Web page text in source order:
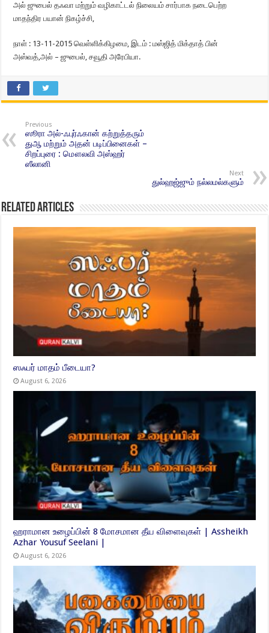
அல் ஜுபைல் தஃவா மற்றும் வழிகாட்டல் நிலையம் சார்பாக நடைபெற்ற
மாதந்திர பயான் நிகழ்ச்சி,
நாள் : 13-11-2015 வெள்ளிக்கிழமை, இடம் : மஸ்ஜித் மிக்தாத் பின்
அஸ்வத்,அல் – ஜுபைல், சவூதி அரேபியா.
Previous
ஸூரா அல்-ஃபுர்ஃகான் கற்றுத்தரும்
துஆ மற்றும் அதன் படிப்பினைகள் –
சிறப்புரை : மௌலவி அஸ்ஹர்
ஸீலானி
Next
துல்ஹஜ்ஜும் நல்லமல்களும்
Related Articles
ஸஃபர் மாதம் பீடையா?
August 6, 2026
ஹராமான உழைப்பின் 8 மோசமான தீய விளைவுகள் | Assheikh
Azhar Yousuf Seelani |
August 6, 2026